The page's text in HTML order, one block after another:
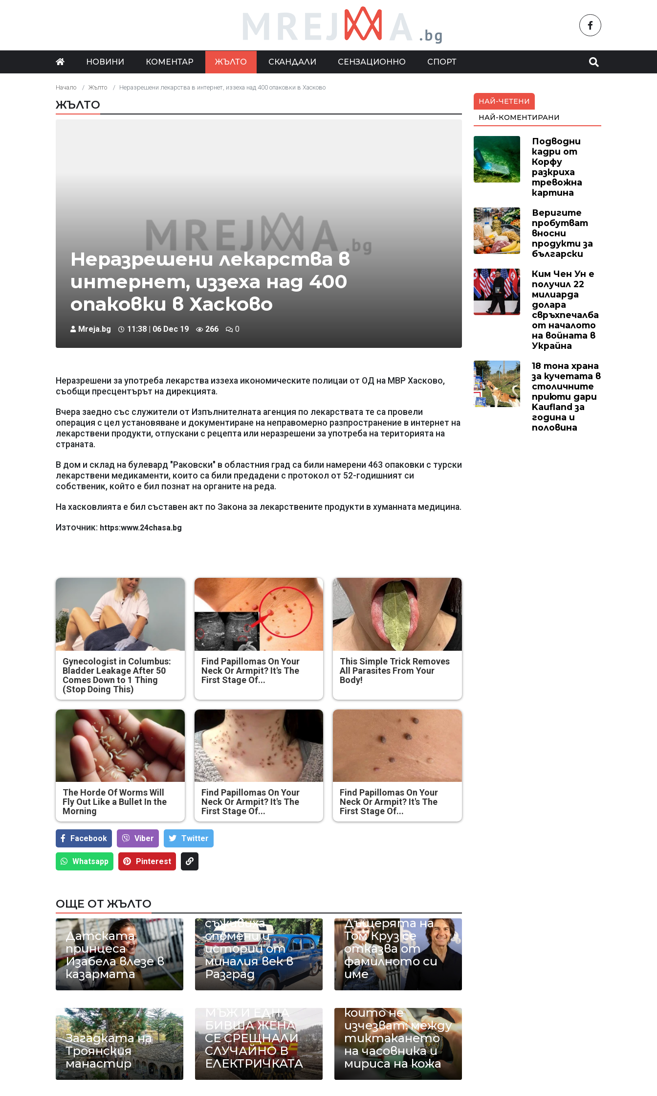
НОВИНИ КОМЕНТАР ЖЪЛТО СКАНДАЛИ СЕНЗАЦИОННО СПОРТ
Начало Жълто Неразрешени лекарства в интернет, иззеха над 400 опаковки в Хасково
ЖЪЛТО
Неразрешени лекарства в
интернет, иззеха над 400
опаковки в Хасково
Mreja.bg 11:38 | 06 Dec 19 266 0
Неразрешени за употреба лекарства иззеха икономическите полицаи от ОД на МВР Хасково,
съобщи пресцентърът на дирекцията.
Вчера заедно със служители от Изпълнителната агенция по лекарствата те са провели
операция с цел установяване и документиране на неправомерно разпространение в интернет на
лекарствени продукти, отпускани с рецепта или неразрешени за употреба на територията на
страната.
В дом и склад на булевард "Раковски" в областния град са били намерени 463 опаковки с турски
лекарствени медикаменти, които са били предадени с протокол от 52-годишният си
собственик, който е бил познат на органите на реда.
На хасковлията е бил съставен акт по Закона за лекарствените продукти в хуманната медицина.
Източник: https:www.24chasa.bg
Gynecologist in Columbus:
Bladder Leakage After 50
Comes Down to 1 Thing
(Stop Doing This)
Find Papillomas On Your
Neck Or Armpit? It's The
First Stage Of...
This Simple Trick Removes
All Parasites From Your
Body!
The Horde Of Worms Will
Fly Out Like a Bullet In the
Morning
Find Papillomas On Your
Neck Or Armpit? It's The
First Stage Of...
Find Papillomas On Your
Neck Or Armpit? It's The
First Stage Of...
Facebook Viber Тwitter
Whatsapp Pinterest
ОЩЕ ОТ ЖЪЛТО
Датската
принцеса
Изабела влезе в
казармата
автомобили
съживиха
спомени и
истории от
миналия век в
Разград
Дъщерята на
Том Круз се
отказва от
фамилното си
име
Загадката на
Троянския
манастир
МЪЖ И ЕДНА
БИВША ЖЕНА
СЕ СРЕЩНАЛИ
СЛУЧАЙНО В
ЕЛЕКТРИЧКАТА
които не
изчезват: между
тиктакането
на часовника и
мириса на кожа
НАЙ-ЧЕТЕНИ
НАЙ-КОМЕНТИРАНИ
Подводни
кадри от
Корфу
разкриха
тревожна
картина
Веригите
пробутват
вносни
продукти за
български
Ким Чен Ун е
получил 22
милиарда
долара
свръхпечалба
от началото
на войната в
Украйна
18 тона храна
за кучетата в
столичните
приюти дари
Kaufland за
година и
половина